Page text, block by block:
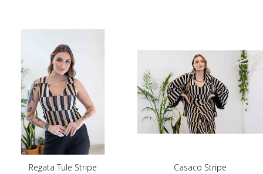
Regata Tule Stripe Casaco Stripe